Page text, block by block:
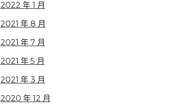
2022 年 1 月
2021 年 8 月
2021 年 7 月
2021 年 5 月
2021 年 3 月
2020 年 12 月